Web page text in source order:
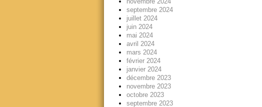
septembre 2024
juillet 2024
juin 2024
mai 2024
avril 2024
mars 2024
février 2024
janvier 2024
décembre 2023
novembre 2023
octobre 2023
septembre 2023